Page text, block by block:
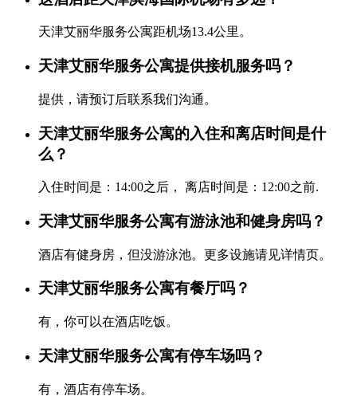
天津艾丽华服务公寓距机场13.4公里。
天津艾丽华服务公寓提供接机服务吗？
提供，请预订后联系我们沟通。
天津艾丽华服务公寓的入住和离店时间是什
么？
入住时间是：14:00之后， 离店时间是：12:00之前.
天津艾丽华服务公寓有游泳池和健身房吗？
酒店有健身房，但没游泳池。更多设施请见详情页。
天津艾丽华服务公寓有餐厅吗？
有，你可以在酒店吃饭。
天津艾丽华服务公寓有停车场吗？
有，酒店有停车场。